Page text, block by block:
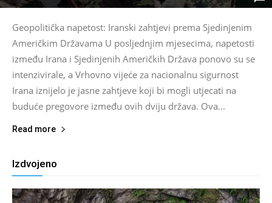
Geopolitička napetost: Iranski zahtjevi prema Sjedinjenim
Američkim Državama U posljednjim mjesecima, napetosti
između Irana i Sjedinjenih Američkih Država ponovo su se
intenzivirale, a Vrhovno vijeće za nacionalnu sigurnost
Irana iznijelo je jasne zahtjeve koji bi mogli utjecati na
buduće pregovore između ovih dviju država. Ova...
Read more
Izdvojeno